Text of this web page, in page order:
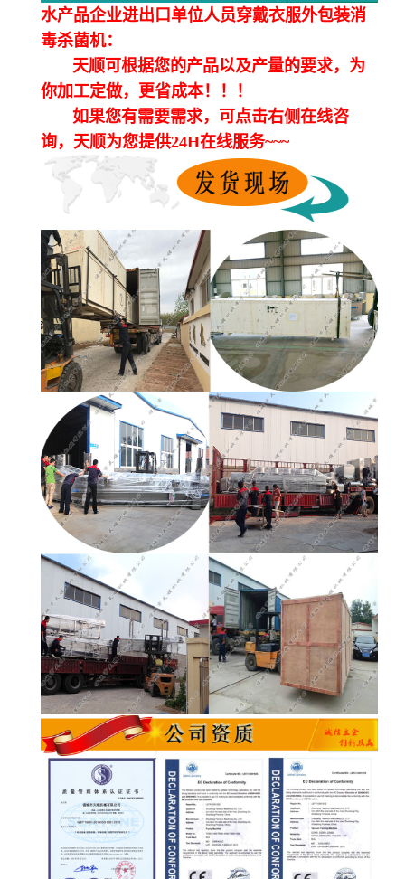
水产品企业进出口单位人员穿戴衣服外包装消
毒杀菌机：
天顺可根据您的产品以及产量的要求，为
你加工定做，更省成本！！！
如果您有需要需求，可点击右侧在线咨
询，天顺为您提供24H在线服务~~~